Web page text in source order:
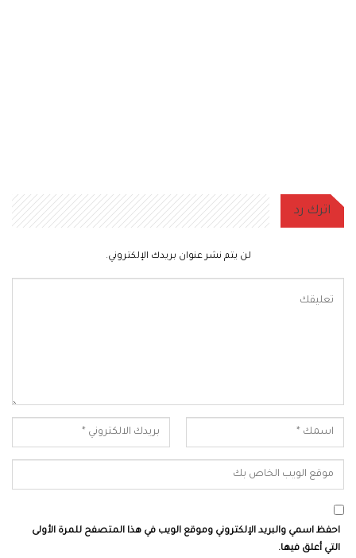
اترك رد
لن يتم نشر عنوان بريدك الإلكتروني.
احفظ اسمي والبريد الإلكتروني وموقع الويب في هذا المتصفح للمرة الأولى
التي أعلق فيها.